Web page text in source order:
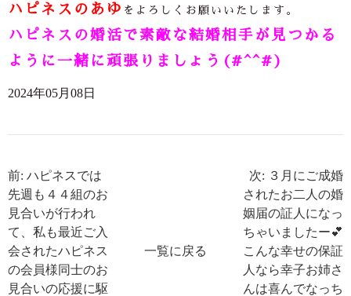
ハピネスのあゆ をよろしくお願いいたします。
ハピネスの婚活で素敵な結婚相手が見つかる
ように一緒に頑張りましょう(#^^#)
2024年05月08日
前: ハピネスでは
先週も４４組のお
見合いが行われ
て、私も最近ご入
会されたハピネス
の会員様同士のお
見合いの応援に駆
一覧に戻る
次: ３月にご成婚
されたお二人の婚
姻届の証人になっ
ちゃいましたー💕
こんな幸せの保証
人なら幸子お姉さ
んは喜んでなっち